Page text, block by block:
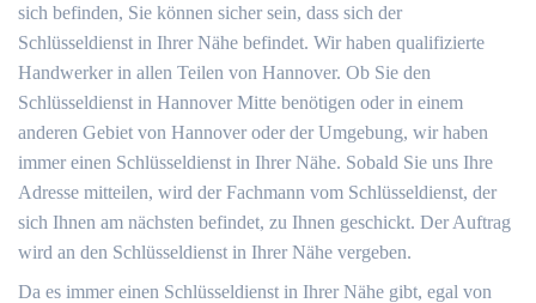
sich befinden, Sie können sicher sein, dass sich der
Schlüsseldienst in Ihrer Nähe befindet. Wir haben qualifizierte
Handwerker in allen Teilen von Hannover. Ob Sie den
Schlüsseldienst in Hannover Mitte benötigen oder in einem
anderen Gebiet von Hannover oder der Umgebung, wir haben
immer einen Schlüsseldienst in Ihrer Nähe. Sobald Sie uns Ihre
Adresse mitteilen, wird der Fachmann vom Schlüsseldienst, der
sich Ihnen am nächsten befindet, zu Ihnen geschickt. Der Auftrag
wird an den Schlüsseldienst in Ihrer Nähe vergeben.
Da es immer einen Schlüsseldienst in Ihrer Nähe gibt, egal von